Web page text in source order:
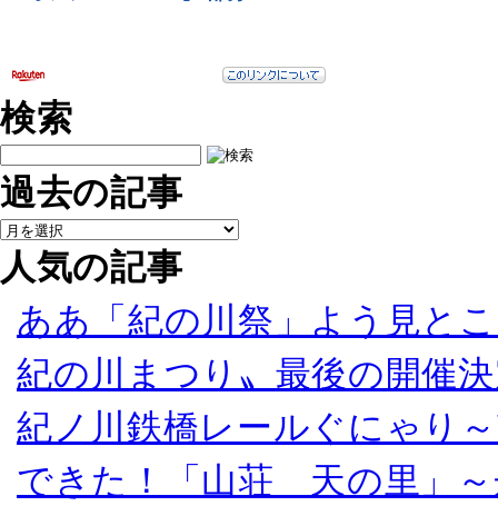
検索
過去の記事
人気の記事
ああ「紀の川祭」よう見と
紀の川まつり〟最後の開催
紀ノ川鉄橋レールぐにゃり
できた！「山荘 天の里」～